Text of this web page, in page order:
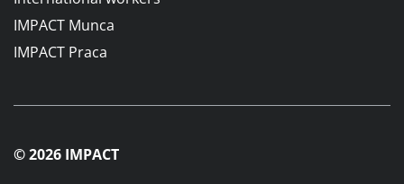
IMPACT Munca
IMPACT Praca
© 2026 IMPACT